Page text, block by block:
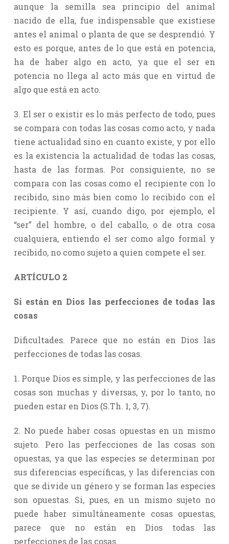
aunque la semilla sea principio del animal
nacido de ella, fue indispensable que existiese
antes el animal o planta de que se desprendió. Y
esto es porque, antes de lo que está en potencia,
ha de haber algo en acto, ya que el ser en
potencia no llega al acto más que en virtud de
algo que está en acto.
3. El ser o existir es lo más perfecto de todo, pues
se compara con todas las cosas como acto, y nada
tiene actualidad sino en cuanto existe, y por ello
es la existencia la actualidad de todas las cosas,
hasta de las formas. Por consiguiente, no se
compara con las cosas como el recipiente con lo
recibido, sino más bien como lo recibido con el
recipiente. Y así, cuando digo, por ejemplo, el
“ser” del hombre, o del caballo, o de otra cosa
cualquiera, entiendo el ser como algo formal y
recibido, no como sujeto a quien compete el ser.
ARTÍCULO 2
Si están en Dios las perfecciones de todas las
cosas
Dificultades. Parece que no están en Dios las
perfecciones de todas las cosas.
1. Porque Dios es simple, y las perfecciones de las
cosas son muchas y diversas, y, por lo tanto, no
pueden estar en Dios (S.Th. 1, 3, 7).
2. No puede haber cosas opuestas en un mismo
sujeto. Pero las perfecciones de las cosas son
opuestas, ya que las especies se determinan por
sus diferencias específicas, y las diferencias con
que se divide un género y se forman las especies
son opuestas. Si, pues, en un mismo sujeto no
puede haber simultáneamente cosas opuestas,
parece que no están en Dios todas las
perfecciones de las cosas.